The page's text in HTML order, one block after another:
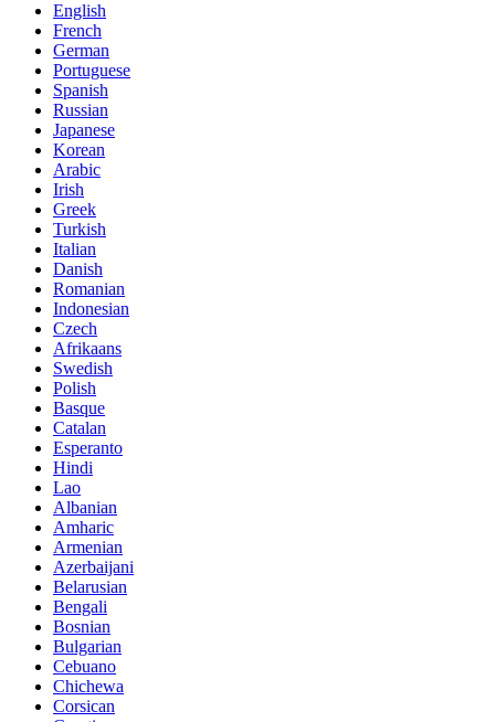
English
French
German
Portuguese
Spanish
Russian
Japanese
Korean
Arabic
Irish
Greek
Turkish
Italian
Danish
Romanian
Indonesian
Czech
Afrikaans
Swedish
Polish
Basque
Catalan
Esperanto
Hindi
Lao
Albanian
Amharic
Armenian
Azerbaijani
Belarusian
Bengali
Bosnian
Bulgarian
Cebuano
Chichewa
Corsican